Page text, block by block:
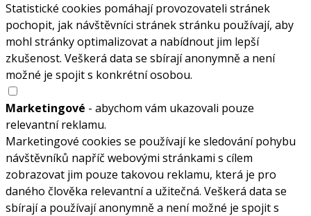
Statistické cookies pomáhají provozovateli stránek
pochopit, jak návštěvníci stránek stránku používají, aby
mohl stránky optimalizovat a nabídnout jim lepší
zkušenost. Veškerá data se sbírají anonymně a není
možné je spojit s konkrétní osobou.
Marketingové - abychom vám ukazovali pouze
relevantní reklamu.
Marketingové cookies se používají ke sledování pohybu
návštěvníků napříč webovými stránkami s cílem
zobrazovat jim pouze takovou reklamu, která je pro
daného člověka relevantní a užitečná. Veškerá data se
sbírají a používají anonymně a není možné je spojit s